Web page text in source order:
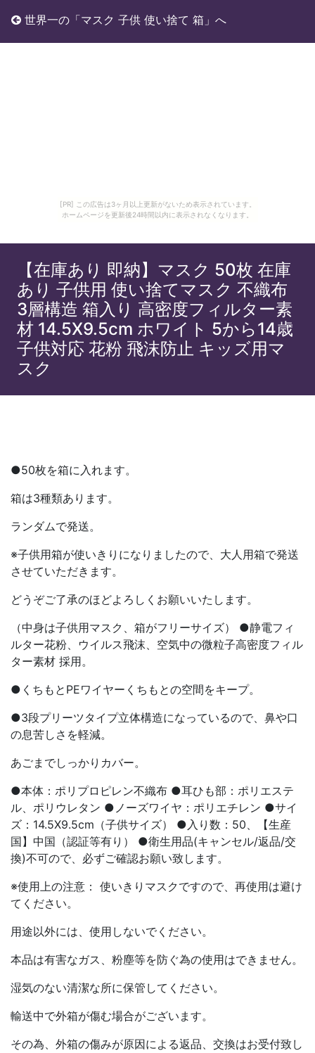
[PR] この広告は3ヶ月以上更新がないため表示されています。
ホームページを更新後24時間以内に表示されなくなります。
世界一の「マスク 子供 使い捨て 箱」へ
【在庫あり 即納】マスク 50枚 在庫
あり 子供用 使い捨てマスク 不織布
3層構造 箱入り 高密度フィルター素
材 14.5X9.5cm ホワイト 5から14歳
子供対応 花粉 飛沫防止 キッズ用マ
スク
●50枚を箱に入れます。
箱は3種類あります。
ランダムで発送。
※子供用箱が使いきりになりましたので、大人用箱で発送
させていただきます。
どうぞご了承のほどよろしくお願いいたします。
（中身は子供用マスク、箱がフリーサイズ） ●静電フィ
ルター花粉、ウイルス飛沫、空気中の微粒子高密度フィル
ター素材 採用。
●くちもとPEワイヤーくちもとの空間をキープ。
●3段プリーツタイプ立体構造になっているので、鼻や口
の息苦しさを軽減。
あごまでしっかりカバー。
●本体：ポリプロピレン不織布 ●耳ひも部：ポリエステ
ル、ポリウレタン ●ノーズワイヤ：ポリエチレン ●サイ
ズ：14.5X9.5cm（子供サイズ） ●入り数：50、【生産
国】中国（認証等有り） ●衛生用品(キャンセル/返品/交
換)不可ので、必ずご確認お願い致します。
※使用上の注意： 使いきりマスクですので、再使用は避け
てください。
用途以外には、使用しないでください。
本品は有害なガス、粉塵等を防ぐ為の使用はできません。
湿気のない清潔な所に保管してください。
輸送中で外箱が傷む場合がございます。
その為、外箱の傷みが原因による返品、交換はお受付致し